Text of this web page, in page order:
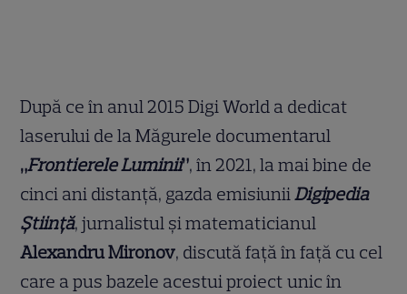
După ce în anul 2015 Digi World a dedicat
laserului de la Măgurele documentarul
„Frontierele Luminii”, în 2021, la mai bine de
cinci ani distanță, gazda emisiuniiDigipedia
Știință, jurnalistul și matematicianul
Alexandru Mironov, discută față în față cu cel
care a pus bazele acestui proiect unic în